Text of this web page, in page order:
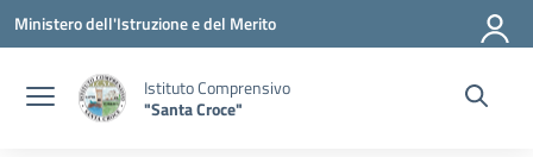
Vai ai contenuti
Vai al menu di navigazione
Vai al footer
Ministero dell'Istruzione e del Merito
Istituto Comprensivo
"Santa Croce"